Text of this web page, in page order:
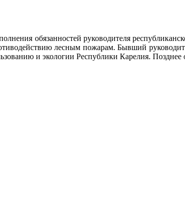
обязанностей руководителя
лесным пожарам. Бывший
и экологии Республики Карелия. Позднее